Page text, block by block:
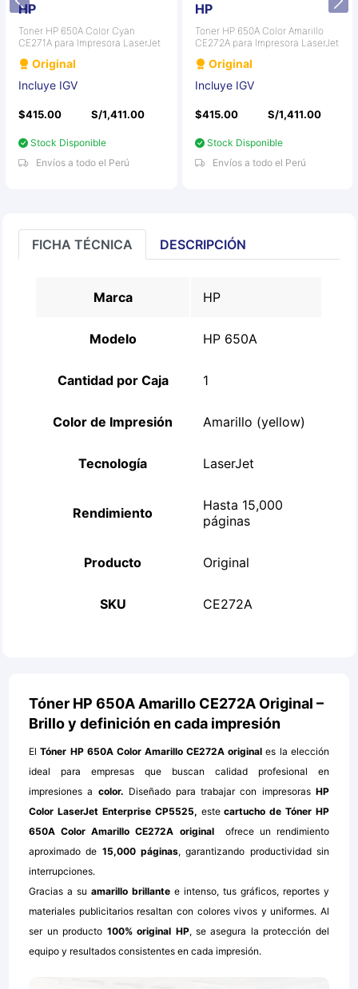
HP
Toner HP 650A Color Cyan
CE271A para Impresora LaserJet
Original
Incluye IGV
$415.00 S/1,411.00
Stock Disponible
Envíos a todo el Perú
HP
Toner HP 650A Color Amarillo
CE272A para Impresora LaserJet
Original
Incluye IGV
$415.00 S/1,411.00
Stock Disponible
Envíos a todo el Perú
FICHA TÉCNICA DESCRIPCIÓN
Marca HP
Modelo HP 650A
Cantidad por Caja 1
Color de Impresión Amarillo (yellow)
Tecnología LaserJet
Rendimiento
Hasta 15,000
páginas
Producto Original
SKU CE272A
Tóner HP 650A Amarillo CE272A Original –
Brillo y definición en cada impresión
El Tóner HP 650A Color Amarillo CE272A original es la elección
ideal para empresas que buscan calidad profesional en
impresiones a color. Diseñado para trabajar con impresorasHP
Color LaserJet Enterprise CP5525, estecartucho de Tóner HP
650A Color Amarillo CE272A originalofrece un rendimiento
aproximado de 15,000 páginas, garantizando productividad sin
interrupciones.
Gracias a suamarillo brillante e intenso, tus gráficos, reportes y
materiales publicitarios resaltan con colores vivos y uniformes. Al
ser un producto 100% original HP, se asegura la protección del
equipo y resultados consistentes en cada impresión.